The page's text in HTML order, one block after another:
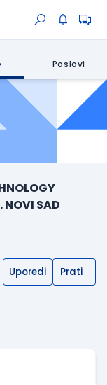
Poslovi
NOVI SAD
Uporedi Prati